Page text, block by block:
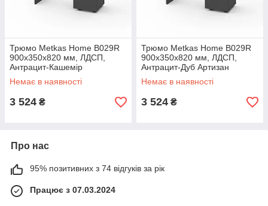
Трюмо Metkas Home B029R
900х350х820 мм, ЛДСП,
Антрацит-Кашемір
(M029RAK)
Немає в наявності
3 524 ₴
Трюмо Metkas Home B029R
900х350х820 мм, ЛДСП,
Антрацит-Дуб Артизан
(M029RADA)
Немає в наявності
3 524 ₴
Про нас
95% позитивних з 74 відгуків за рік
Працює з 07.03.2024